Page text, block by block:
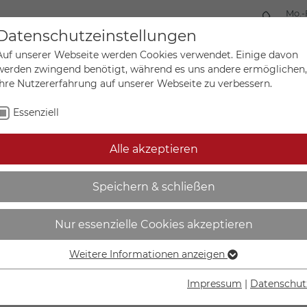
Mein
Sonderanfertigungen
dem Seitenstreifen -
IN DEN
Lieferzeit
unserer Webseite werden Cookies verwendet. Einige davon
zwingend benötigt, während es uns andere ermöglichen,
Nutzererfahrung auf unserer Webseite zu verbessern.
Essenziell
Alle akzeptieren
Speichern & schließen
Nur essenzielle Cookies akzeptieren
Essenzielle Cookies werden für grundlegende Funktionen der
Weitere Informationen anzeigen
Impressum